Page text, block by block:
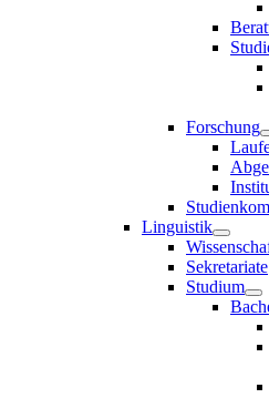
Forschung
Linguistik
Sekretariate
Studium